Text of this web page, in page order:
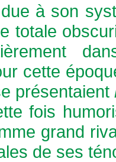
à son
totale
cette
présentaient
fois
grand
de ses